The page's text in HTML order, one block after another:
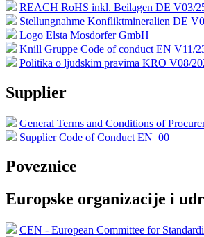
REACH RoHS inkl. Beilagen DE V03/
Stellungnahme Konfliktmineralien DE
Logo Elsta Mosdorfer GmbH
Knill Gruppe Code of conduct EN V11/
Politika o ljudskim pravima KRO V08/
Supplier
General Terms and Conditions of
Supplier Code of Conduct EN_00
Poveznice
Europske organizacije i
CEN - European Committee for